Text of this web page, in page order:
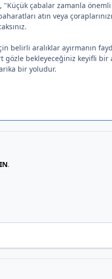
çabalar zamanla
atın veya
belirli aralıklar ayırmanın
bekleyeceğiniz keyifli bir
bir yoludur.
.